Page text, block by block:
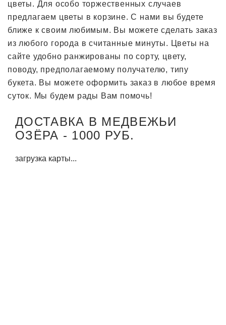
цветы. Для особо торжественных случаев
предлагаем цветы в корзине. С нами вы будете
ближе к своим любимым. Вы можете сделать заказ
из любого города в считанные минуты. Цветы на
сайте удобно ранжированы по сорту, цвету,
поводу, предполагаемому получателю, типу
букета. Вы можете оформить заказ в любое время
суток. Мы будем рады Вам помочь!
ДОСТАВКА В МЕДВЕЖЬИ
ОЗЁРА - 1000 РУБ.
загрузка карты...